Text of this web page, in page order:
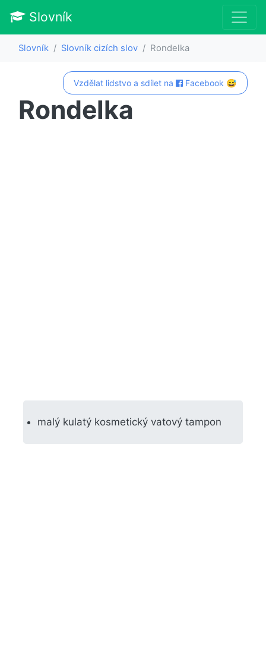
Slovník
Slovník Slovník cizích slov Rondelka
Vzdělat lidstvo a sdílet na Facebook 😅
Rondelka
malý kulatý kosmetický vatový tampon